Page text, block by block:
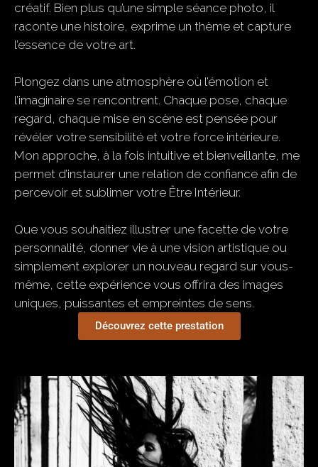
créatif. Bien plus qu’une simple séance photo, il
raconte une histoire, exprime un thème et capture
l’essence de votre art.
Plongez dans une atmosphère où l’émotion et
l’imaginaire se rencontrent. Chaque pose, chaque
regard, chaque mise en scène est pensée pour
révéler votre sensibilité et votre force intérieure.
Mon approche, à la fois intuitive et bienveillante, me
permet d’instaurer une relation de confiance afin de
percevoir et sublimer votre Être Intérieur.
Que vous souhaitiez illustrer une facette de votre
personnalité, donner vie à une vision artistique ou
simplement explorer un nouveau regard sur vous-
même, cette expérience vous offrira des images
uniques, puissantes et empreintes de sens.
Découvrez cette prestation